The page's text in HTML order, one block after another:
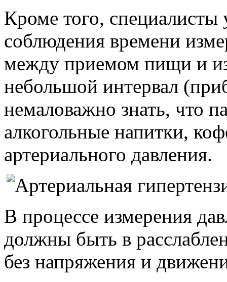
Кроме того,
соблюдения времени
между приемом пищи и
небольшой интервал
немаловажно знать, что
алкогольные напитки,
артериального давления.
В процессе измерения
должны быть в
без напряжения и